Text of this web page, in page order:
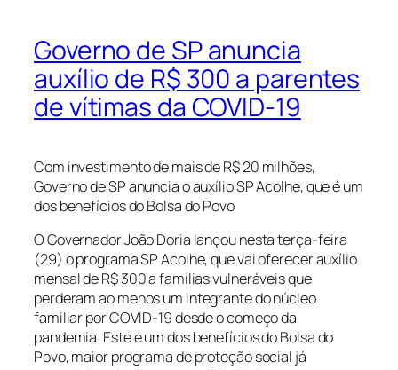
Governo de SP anuncia
auxílio de R$ 300 a parentes
de vítimas da COVID-19
Com investimento de mais de R$ 20 milhões,
Governo de SP anuncia o auxílio SP Acolhe, que é um
dos benefícios do Bolsa do Povo
O Governador João Doria lançou nesta terça-feira
(29) o programa SP Acolhe, que vai oferecer auxílio
mensal de R$ 300 a famílias vulneráveis que
perderam ao menos um integrante do núcleo
familiar por COVID-19 desde o começo da
pandemia. Este é um dos benefícios do Bolsa do
Povo, maior programa de proteção social já